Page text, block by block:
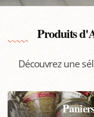
Produits
Découvrez une